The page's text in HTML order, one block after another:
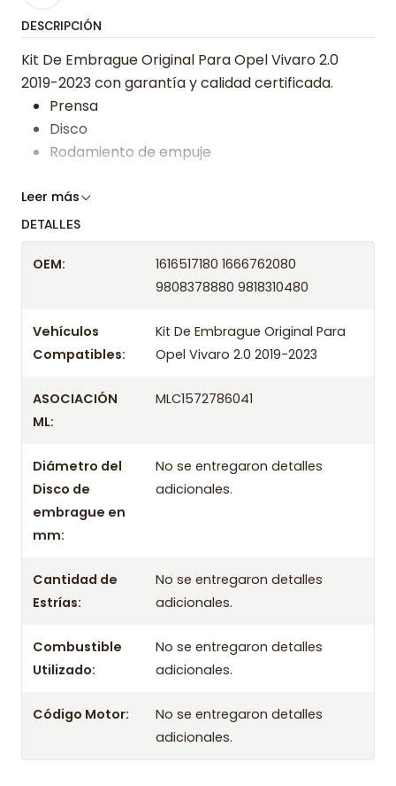
DESCRIPCIÓN
Kit De Embrague Original Para Opel Vivaro 2.0
2019-2023 con garantía y calidad certificada.
Prensa
Disco
Rodamiento de empuje
Somos especialistas en embragues desde 2019,
Años compatibles
Kit De Embrague Original Para Opel Vivaro 2.0 2019
Kit De Embrague Original Para Opel Vivaro 2.0
2020
Kit De Embrague Original Para Opel Vivaro 2.0
2022
Kit De Embrague Original Para Opel Vivaro 2.0
2023
Leer más
DETALLES
OEM:
1616517180 1666762080
9808378880 9818310480
Vehículos
Compatibles:
Kit De Embrague Original Para
Opel Vivaro 2.0 2019-2023
ASOCIACIÓN
ML:
MLC1572786041
Diámetro del
Disco de
embrague en
mm:
No se entregaron detalles
adicionales.
Cantidad de
Estrías:
No se entregaron detalles
adicionales.
Combustible
Utilizado:
No se entregaron detalles
adicionales.
Código Motor:
No se entregaron detalles
adicionales.